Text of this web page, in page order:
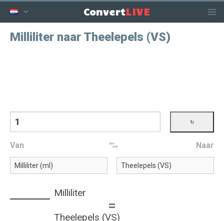
ConvertLIVE
Milliliter naar Theelepels (VS)
Van Naar
Milliliter
=
Theelepels (VS)